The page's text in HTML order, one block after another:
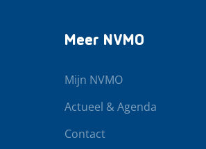
Meer NVMO
Mijn NVMO
Actueel & Agenda
Contact